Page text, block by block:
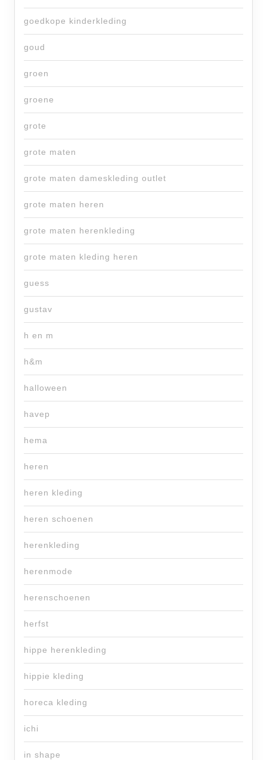
goedkope kinderkleding
goud
groen
groene
grote
grote maten
grote maten dameskleding outlet
grote maten heren
grote maten herenkleding
grote maten kleding heren
guess
gustav
h en m
h&m
halloween
havep
hema
heren
heren kleding
heren schoenen
herenkleding
herenmode
herenschoenen
herfst
hippe herenkleding
hippie kleding
horeca kleding
ichi
in shape